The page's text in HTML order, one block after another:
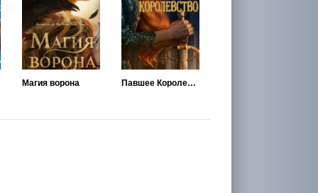
Магия ворона Павшее Королевство